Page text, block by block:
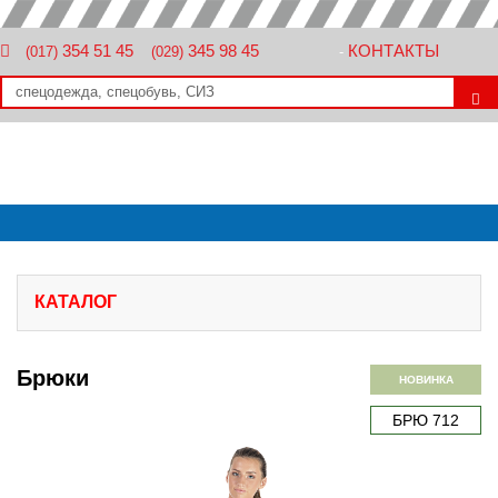
(017) 354 51 45 (029) 345 98 45 - КОНТАКТЫ
КАТАЛОГ
Брюки НОВИНКА
БРЮ 712